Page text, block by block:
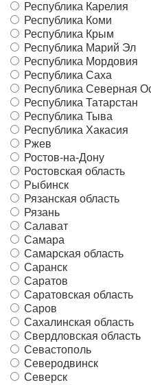
Республика Карелия
Республика Коми
Республика Крым
Республика Марий Эл
Республика Мордовия
Республика Саха
Республика Северная
Республика Татарстан
Республика Тыва
Республика Хакасия
Ржев
Ростов-на-Дону
Ростовская область
Рыбинск
Рязанская область
Рязань
Салават
Самара
Самарская область
Саранск
Саратов
Саратовская область
Саров
Сахалинская область
Свердловская область
Севастополь
Северодвинск
Северск